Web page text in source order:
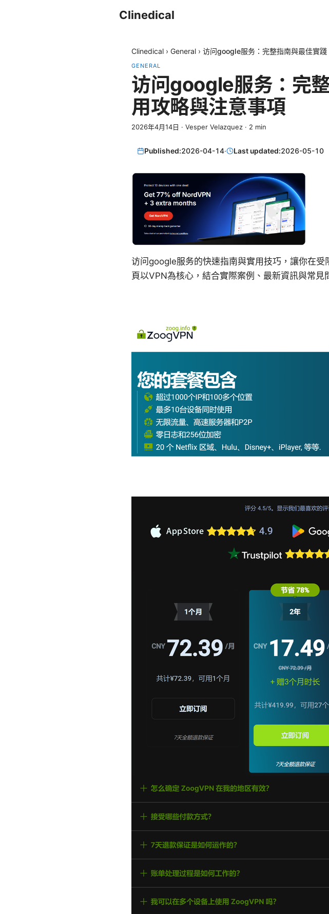
Clinedical
Clinedical › General › 访问google服务：完整指南與最佳實
GENERAL
访问google服务：完
用攻略與注意事項
2026年4月14日 · Vesper Velazquez · 2 min
Published:2026-04-14· Last updated:2026-05-10
访问google服务的快速指南與實用技巧，讓你在
頁以VPN為核心，結合實際案例、最新資訊與常